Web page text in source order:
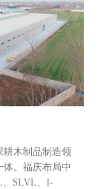
耕木制品制造领
。福庆布局中
、SLVL、I-